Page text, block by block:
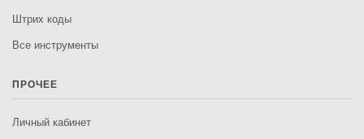
Штрих коды
Все инструменты
ПРОЧЕЕ
Личный кабинет